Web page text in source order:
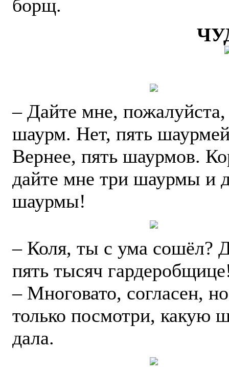
борщ.
– Дайте мне, пожалуйста,
шаурм. Нет, пять
Вернее, пять шаурмов.
дайте мне три шаурмы и
шаурмы!
– Коля, ты с ума сошёл?
пять тысяч
– Многовато, согласен,
только посмотри, какую
дала.